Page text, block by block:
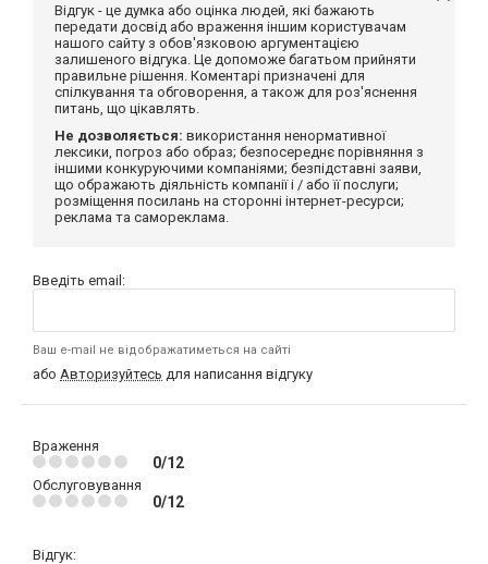
Відгук - це думка або оцінка людей, які бажають
передати досвід або враження іншим користувачам
нашого сайту з обов'язковою аргументацією
залишеного відгука. Це допоможе багатьом прийняти
правильне рішення. Коментарі призначені для
спілкування та обговорення, а також для роз'яснення
питань, що цікавлять.
Не дозволяється: використання ненормативної
лексики, погроз або образ; безпосереднє порівняння з
іншими конкуруючими компаніями; безпідставні заяви,
що ображають діяльність компанії і / або її послуги;
розміщення посилань на сторонні інтернет-ресурси;
реклама та самореклама.
Введіть email:
Ваш e-mail не відображатиметься на сайті
або Авторизуйтесь для написання відгуку
Враження
0/12
Обслуговування
0/12
Відгук: